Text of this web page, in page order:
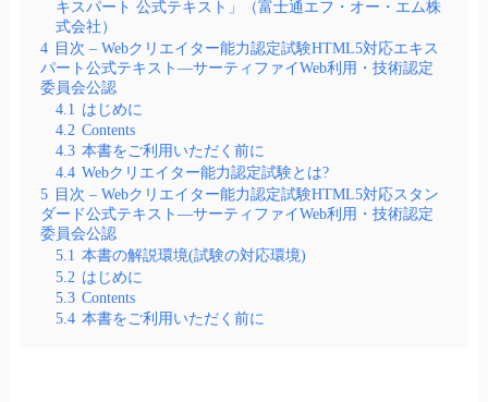
キスパート 公式テキスト」（富士通エフ・オー・エム株
式会社）
4 目次 – Webクリエイター能力認定試験HTML5対応エキス
パート公式テキスト―サーティファイWeb利用・技術認定
委員会公認
4.1 はじめに
4.2 Contents
4.3 本書をご利用いただく前に
4.4 Webクリエイター能力認定試験とは?
5 目次 – Webクリエイター能力認定試験HTML5対応スタン
ダード公式テキスト―サーティファイWeb利用・技術認定
委員会公認
5.1 本書の解説環境(試験の対応環境)
5.2 はじめに
5.3 Contents
5.4 本書をご利用いただく前に